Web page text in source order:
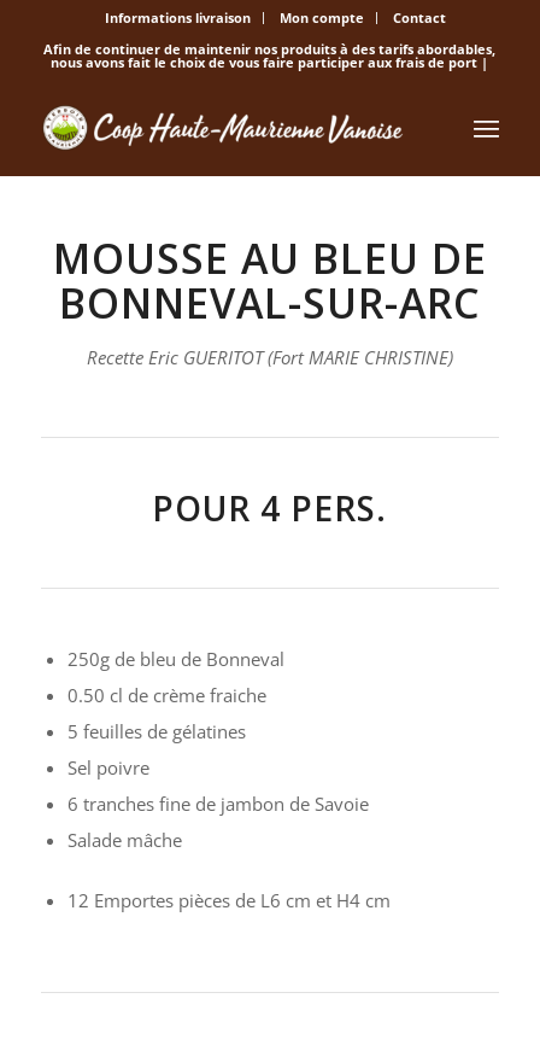
Informations livraison Mon compte
Contact
Afin de continuer de maintenir nos produits à des tarifs abordables,
nous avons fait le choix de vous faire participer aux frais de port |
MOUSSE AU BLEU DE
BONNEVAL-SUR-ARC
Recette Eric GUERITOT (Fort MARIE CHRISTINE)
POUR 4 PERS.
250g de bleu de Bonneval
0.50 cl de crème fraiche
5 feuilles de gélatines
Sel poivre
6 tranches fine de jambon de Savoie
Salade mâche
12 Emportes pièces de L6 cm et H4 cm